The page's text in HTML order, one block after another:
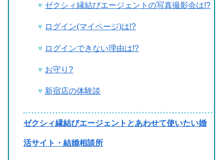
ゼクシィ縁結びエージェントの写真撮影会は!?
ログイン(マイページ)は!?
ログインできない理由は!?
お守り?
新宿店の体験談
ゼクシィ縁結びエージェントとあわせて使いたい婚
活サイト・結婚相談所